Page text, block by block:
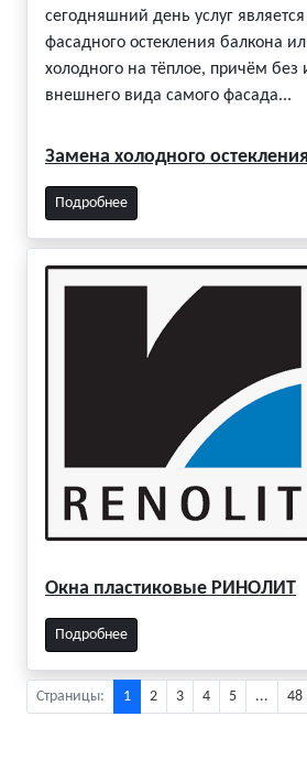
сегодняшний день услуг
фасадного остекления балкона
холодного на тёплое, причём без
внешнего вида самого фасада...
Замена холодного
Подробнее
Окна пластиковые РИНОЛИТ
Подробнее
Страницы: 1 2 3 4 5 ... 48